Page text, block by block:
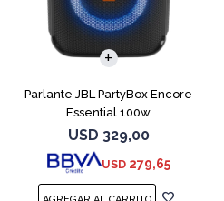
Parlante JBL PartyBox Encore
Essential 100w
USD 329,00
USD 279,65